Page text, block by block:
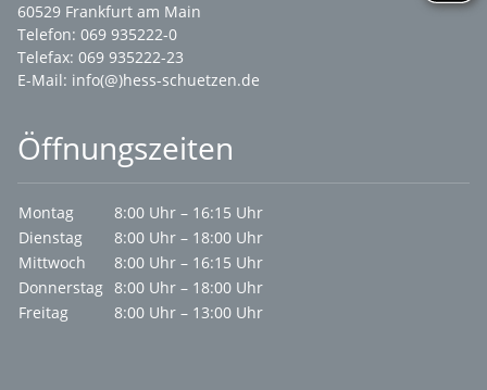
60529 Frankfurt am Main
Telefon: 069 935222-0
Telefax: 069 935222-23
E-Mail: info(@)hess-schuetzen.de
Öffnungszeiten
Montag
8:00 Uhr – 16:15 Uhr
Dienstag
8:00 Uhr – 18:00 Uhr
Mittwoch
8:00 Uhr – 16:15 Uhr
Donnerstag 8:00 Uhr – 18:00 Uhr
Freitag
8:00 Uhr – 13:00 Uhr